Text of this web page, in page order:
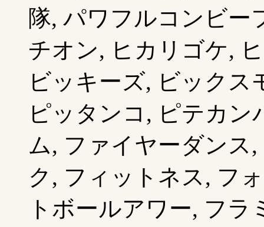
隊, パワフルコンビー
チオン, ヒカリゴケ,
ビッキーズ, ビックス
ピッタンコ, ピテカン
ム, ファイヤーダンス
ク, フィットネス, フ
トボールアワー, フ